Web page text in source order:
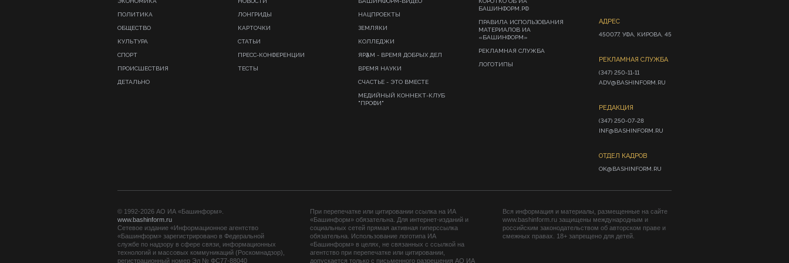
ПОЛИТИКА
ОБЩЕСТВО
КУЛЬТУРА
СПОРТ
ПРОИСШЕСТВИЯ
ДЕТАЛЬНО
ЛОНГРИДЫ
КАРТОЧКИ
СТАТЬИ
ПРЕСС-КОНФЕРЕНЦИИ
ТЕСТЫ
НАЦПРОЕКТЫ
ЗЕМЛЯКИ
КОЛЛЕДЖИ
ЯРҘАМ - ВРЕМЯ ДОБРЫХ ДЕЛ
ВРЕМЯ НАУКИ
СЧАСТЬЕ - ЭТО ВМЕСТЕ
МЕДИЙНЫЙ КОННЕКТ-КЛУБ
"ПРОФИ"
БАШИНФОРМ.РФ
ПРАВИЛА ИСПОЛЬЗОВАНИЯ
МАТЕРИАЛОВ ИА
«БАШИНФОРМ»
РЕКЛАМНАЯ СЛУЖБА
ЛОГОТИПЫ
АДРЕС
450077, УФА, КИРОВА, 45
РЕКЛАМНАЯ СЛУЖБА
(347) 250-11-11
ADV@BASHINFORM.RU
РЕДАКЦИЯ
(347) 250-07-28
INF@BASHINFORM.RU
ОТДЕЛ КАДРОВ
OK@BASHINFORM.RU
© 1992-2026 АО ИА «Башинформ».
www.bashinform.ru
Сетевое издание «Информационное агентство
«Башинформ» зарегистрировано в Федеральной
службе по надзору в сфере связи, информационных
технологий и массовых коммуникаций (Роскомнадзор),
регистрационный номер Эл № ФС77-88040
При перепечатке или цитировании ссылка на ИА
«Башинформ» обязательна. Для интернет-изданий и
социальных сетей прямая активная гиперссылка
обязательна. Использование логотипа ИА
«Башинформ» в целях, не связанных с ссылкой на
агентство при перепечатке или цитировании,
допускается только с письменного разрешения АО ИА
Вся информация и материалы, размещенные на сайте
www.bashinform.ru защищены международным и
российским законодательством об авторском праве и
смежных правах. 18+ запрещено для детей.